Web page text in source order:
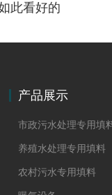
此看好的
产品展示
市政污水处理专用填
养殖水处理专用填料
农村污水专用填料